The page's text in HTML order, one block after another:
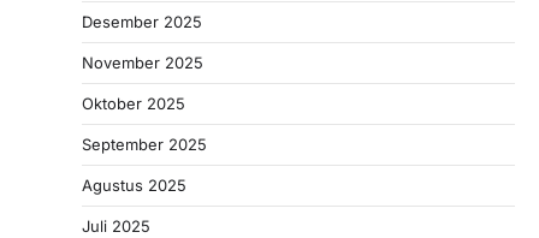
Desember 2025
November 2025
Oktober 2025
September 2025
Agustus 2025
Juli 2025